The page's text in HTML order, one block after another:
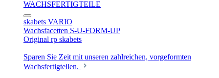
WACHSFERTIGTEILE
skabets VARIO
Wachsfacetten S-U-FORM-UP
Original rp skabets
Sparen Sie Zeit mit unseren zahlreichen, vorgeformten
Wachsfertigteilen.